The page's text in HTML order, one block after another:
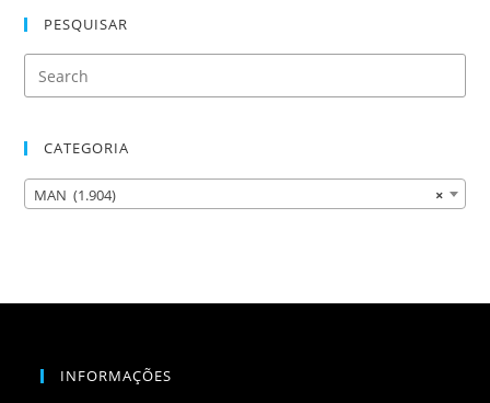
PESQUISAR
CATEGORIA
×
MAN (1.904)
INFORMAÇÕES